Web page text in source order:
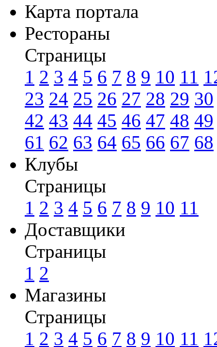
Карта портала
Рестораны
Страницы
1 2 3 4 5 6 7 8 9 10 11
23 24 25 26 27 28 29 30
42 43 44 45 46 47 48 49
61 62 63 64 65 66 67 68
Клубы
Страницы
1 2 3 4 5 6 7 8 9 10 11
Доставщики
Страницы
1 2
Магазины
Страницы
1 2 3 4 5 6 7 8 9 10 11